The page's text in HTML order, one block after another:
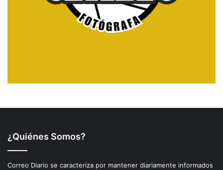
¿Quiénes Somos?
Correo Diario se caracteriza por mantener diariamente informados